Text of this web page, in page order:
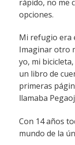
rápido, no me
opciones.
Mi refugio era
Imaginar otro
yo, mi
un libro de
primeras
llamaba
Con 14 años
mundo de la